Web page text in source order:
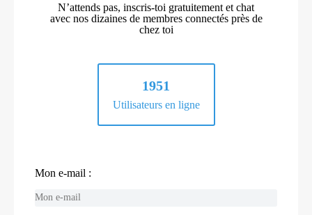
N’attends pas, inscris-toi gratuitement et chat
avec nos dizaines de membres connectés près de
chez toi
1951
Utilisateurs en ligne
Mon e-mail :